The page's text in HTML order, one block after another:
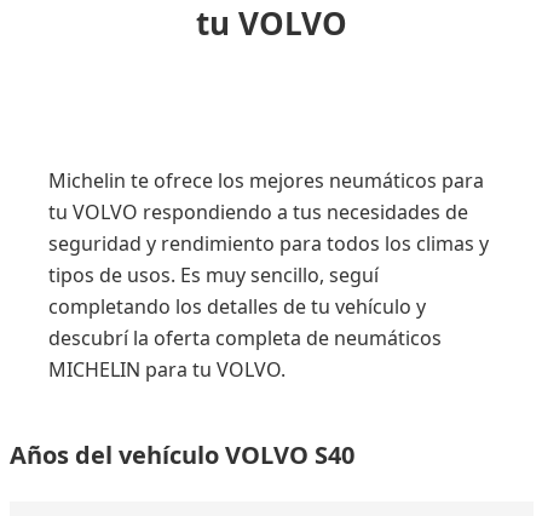
tu VOLVO
Michelin te ofrece los mejores neumáticos para
tu VOLVO respondiendo a tus necesidades de
seguridad y rendimiento para todos los climas y
tipos de usos. Es muy sencillo, seguí
completando los detalles de tu vehículo y
descubrí la oferta completa de neumáticos
MICHELIN para tu VOLVO.
Años del vehículo VOLVO S40